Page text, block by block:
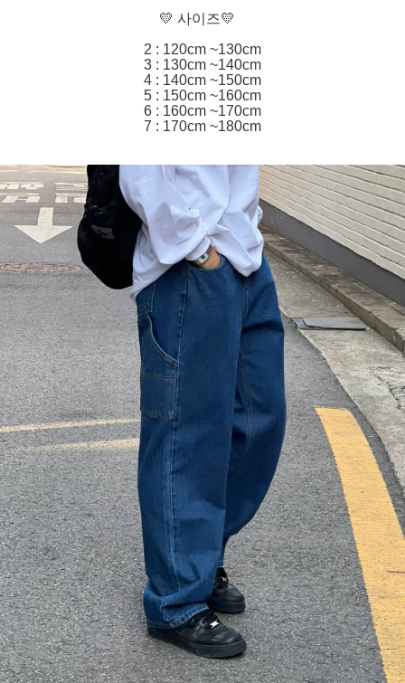
💛 사이즈💛
2 : 120cm ~130cm
3 : 130cm ~140cm
4 : 140cm ~150cm
5 : 150cm ~160cm
6 : 160cm ~170cm
7 : 170cm ~180cm